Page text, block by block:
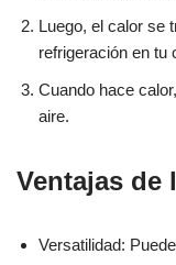
Luego, el calor se
refrigeración en tu
Cuando hace
aire.
Ventajas de
Versatilidad: